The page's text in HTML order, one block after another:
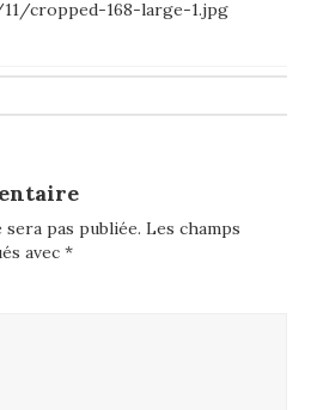
cropped-168-large-1.jpg
pas publiée. Les champs
avec *